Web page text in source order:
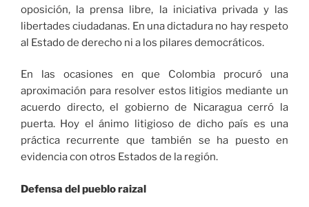
oposición, la prensa libre, la iniciativa privada y las
libertades ciudadanas. En una dictadura no hay respeto
al Estado de derecho ni a los pilares democráticos.
En las ocasiones en que Colombia procuró una
aproximación para resolver estos litigios mediante un
acuerdo directo, el gobierno de Nicaragua cerró la
puerta. Hoy el ánimo litigioso de dicho país es una
práctica recurrente que también se ha puesto en
evidencia con otros Estados de la región.
Defensa del pueblo raizal